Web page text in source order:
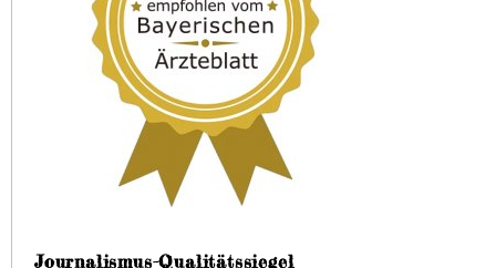
Journalismus-Qualitätssiegel